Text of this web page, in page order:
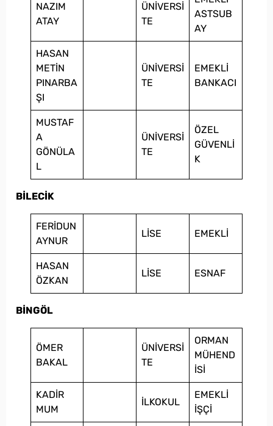
NAZIM
ATAY
ÜNİVERSİ
TE
ASTSUB
AY
HASAN
METİN
PINARBA
ŞI
ÜNİVERSİ
TE
EMEKLİ
BANKACI
MUSTAF
A
GÖNÜLA
L
ÜNİVERSİ
TE
ÖZEL
GÜVENLİ
K
BİLECİK
FERİDUN
AYNUR
LİSE EMEKLİ
HASAN
ÖZKAN
LİSE ESNAF
BİNGÖL
ÖMER
BAKAL
ÜNİVERSİ
TE
ORMAN
MÜHEND
İSİ
KADİR
MUM
İLKOKUL
EMEKLİ
İŞÇİ